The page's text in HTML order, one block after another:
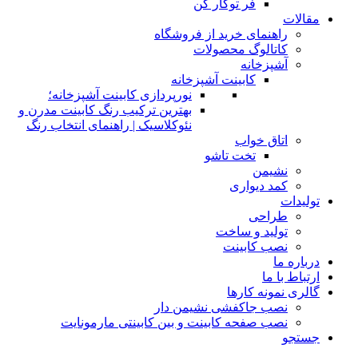
فر توکار کن
مقالات
راهنمای خرید از فروشگاه
کاتالوگ محصولات
آشپزخانه
کابینت آشپزخانه
نورپردازی کابینت آشپزخانه؛
بهترین ترکیب رنگ کابینت مدرن و
نئوکلاسیک | راهنمای انتخاب رنگ
اتاق خواب
تخت تاشو
نشیمن
کمد دیواری
تولیدات
طراحی
تولید و ساخت
نصب کابینت
درباره ما
ارتباط با ما
گالری نمونه کارها
نصب جاکفشی نشیمن دار
نصب صفحه کابینت و بین کابینتی مارمونایت
جستجو